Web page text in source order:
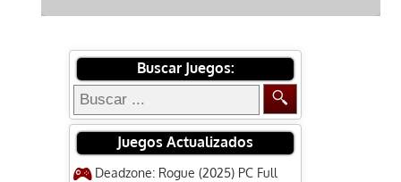
Buscar Juegos:
Juegos Actualizados
Deadzone: Rogue (2025) PC Full